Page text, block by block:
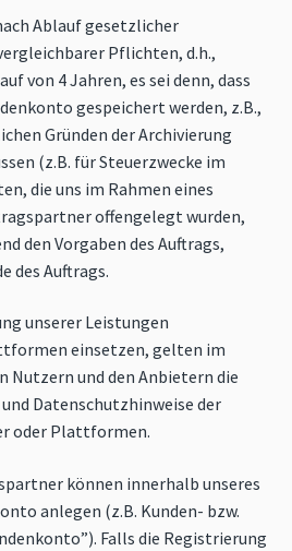
Ablauf gesetzlicher
Pflichten, d.h.,
von 4 Jahren, es sei denn, dass
gespeichert werden, z.B.,
Gründen der Archivierung
(z.B. für Steuerzwecke im
die uns im Rahmen eines
offengelegt wurden,
den Vorgaben des Auftrags,
des Auftrags.
unserer Leistungen
einsetzen, gelten im
Nutzern und den Anbietern die
Datenschutzhinweise der
oder Plattformen.
können innerhalb unseres
anlegen (z.B. Kunden- bzw.
Falls die Registrierung